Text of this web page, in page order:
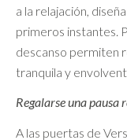
a la relajación,
primeros instantes.
descanso permiten
tranquila y
Regalarse una pausa
A las puertas de